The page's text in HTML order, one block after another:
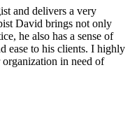
and delivers a very
David brings not only
he also has a sense of
ease to his clients. I highly
in need of